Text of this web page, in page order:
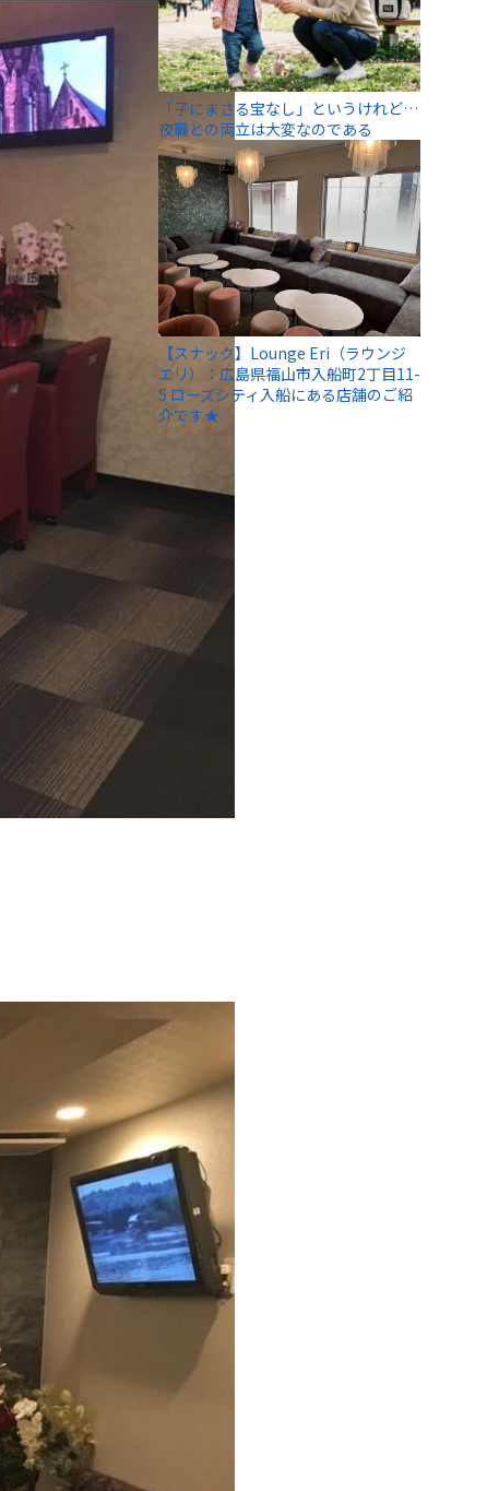
「子にまさる宝なし」というけれど…
夜職との両立は大変なのである
【スナック】Lounge Eri（ラウンジ
エリ）：広島県福山市入船町2丁目11-
5 ローズシティ入船にある店舗のご紹
介です★